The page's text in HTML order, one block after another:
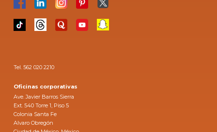
Tel. 562 020 2210
Oficinas corporativas
Ave. Javier Barros Sierra
Ext. 540 Torre 1, Piso 5
Colonia Santa Fe
Alvaro Obregón